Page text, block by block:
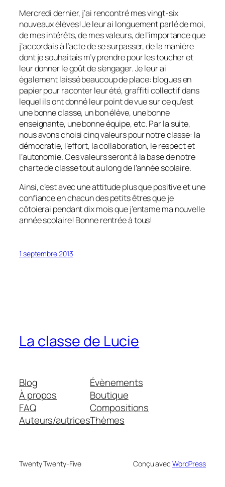
Mercredi dernier, j’ai rencontré mes vingt-six
nouveaux élèves! Je leur ai longuement parlé de moi,
de mes intérêts, de mes valeurs, de l’importance que
j’accordais à l’acte de se surpasser, de la manière
dont je souhaitais m’y prendre pour les toucher et
leur donner le goût de s’engager. Je leur ai
également laissé beaucoup de place: blogues en
papier pour raconter leur été, graffiti collectif dans
lequel ils ont donné leur point de vue sur ce qu’est
une bonne classe, un bon élève, une bonne
enseignante, une bonne équipe, etc. Par la suite,
nous avons choisi cinq valeurs pour notre classe: la
démocratie, l’effort, la collaboration, le respect et
l’autonomie. Ces valeurs seront à la base de notre
charte de classe tout au long de l’année scolaire.
Ainsi, c’est avec une attitude plus que positive et une
confiance en chacun des petits êtres que je
côtoierai pendant dix mois que j’entame ma nouvelle
année scolaire! Bonne rentrée à tous!
1 septembre 2013
La classe de Lucie
Blog
À propos
FAQ
Auteurs/autrices
Évènements
Boutique
Compositions
Thèmes
Twenty Twenty-Five Conçu avec WordPress